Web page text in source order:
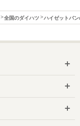
全国のダイハツ ハイゼットバ